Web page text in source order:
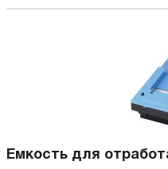
Емкость для